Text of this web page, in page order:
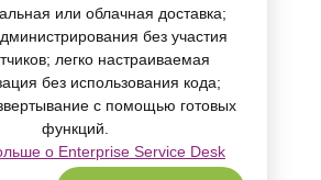
или облачная доставка;
без участия
легко настраиваемая
без использования кода;
с помощью готовых
функций.
о Enterprise Service Desk